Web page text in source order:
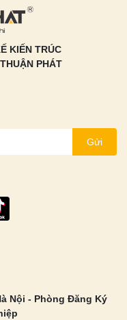
KIẾN TRÚC
PHÁT
Gửi
Nội - Phòng Đăng Ký